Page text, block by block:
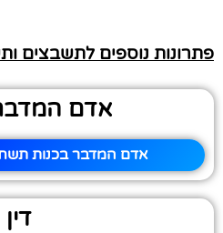
פתרונות נוספים לתשבצים
אדם
אדם המדבר בכנות
דין